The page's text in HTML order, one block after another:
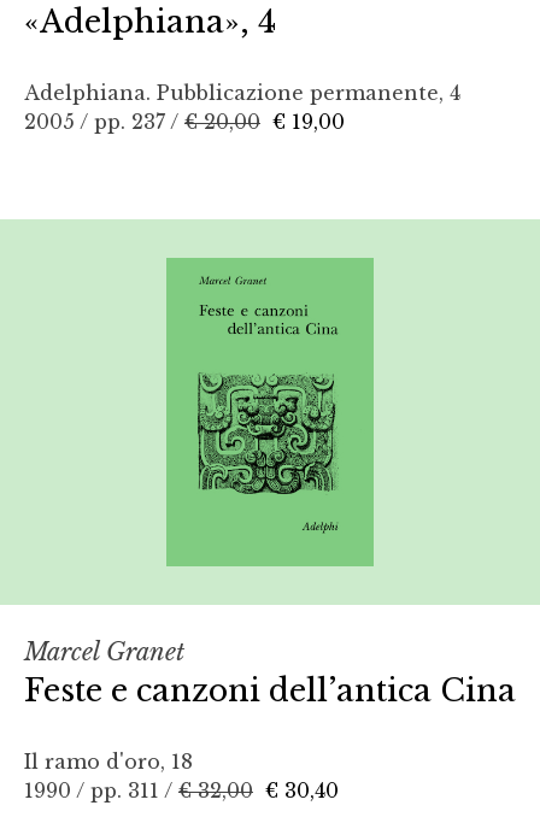
«Adelphiana», 4
Adelphiana. Pubblicazione permanente, 4
2005 / pp. 237 / € 20,00 € 19,00
Marcel Granet
Feste e canzoni dell’antica Cina
Il ramo d'oro, 18
1990 / pp. 311 / € 32,00 € 30,40